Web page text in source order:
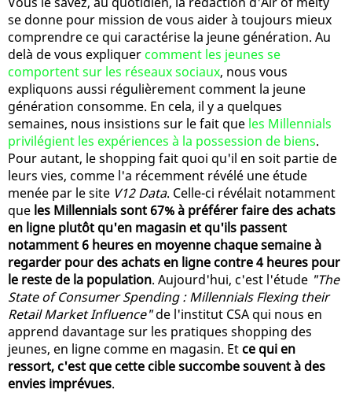
se donne pour mission de vous aider à toujours mieux
comprendre ce qui caractérise la jeune génération. Au
delà de vous expliquer comment les jeunes se
comportent sur les réseaux sociaux, nous vous
expliquons aussi régulièrement comment la jeune
génération consomme. En cela, il y a quelques
semaines, nous insistions sur le fait que les Millennials
privilégient les expériences à la possession de biens.
Pour autant, le shopping fait quoi qu'il en soit partie de
leurs vies, comme l'a récemment révélé une étude
menée par le site V12 Data. Celle-ci révélait notamment
que les Millennials sont 67% à préférer faire des achats
en ligne plutôt qu'en magasin et qu'ils passent
notamment 6 heures en moyenne chaque semaine à
regarder pour des achats en ligne contre 4 heures pour
le reste de la population. Aujourd'hui, c'est l'étude "The
State of Consumer Spending : Millennials Flexing their
Retail Market Influence"de l'institut CSA qui nous en
apprend davantage sur les pratiques shopping des
jeunes, en ligne comme en magasin. Et ce qui en
ressort, c'est que cette cible succombe souvent à des
envies imprévues.